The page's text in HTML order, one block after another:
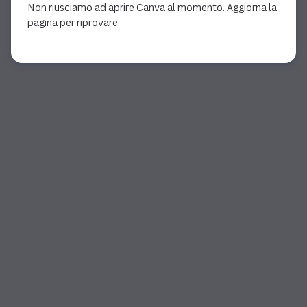
Non riusciamo ad aprire Canva al momento. Aggiorna la
pagina per riprovare.